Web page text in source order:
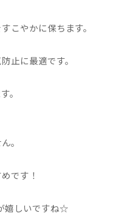
こやかに保ちます。
止に最適です。
。
。
です！
嬉しいですね☆